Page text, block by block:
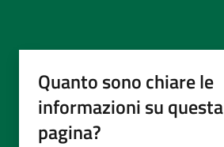
Quanto sono chiare le
informazioni su questa
pagina?